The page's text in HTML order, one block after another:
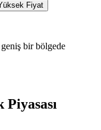
Fiyat
bir bölgede